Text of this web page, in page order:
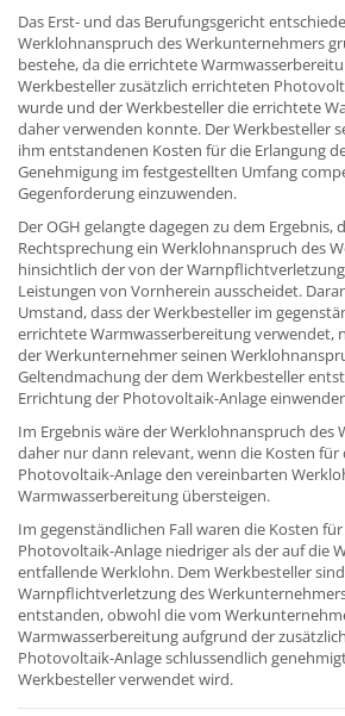
Das Erst- und das Berufungsgericht
Werklohnanspruch des Werkunternehmers
bestehe, da die errichtete
Werkbesteller zusätzlich errichteten
wurde und der Werkbesteller die errichtete
daher verwenden konnte. Der Werkbesteller
ihm entstandenen Kosten für die Erlangung
Genehmigung im festgestellten Umfang
Gegenforderung einzuwenden.
Der OGH gelangte dagegen zu dem Ergebnis,
Rechtsprechung ein Werklohnanspruch des
hinsichtlich der von der
Leistungen von Vornherein ausscheidet.
Umstand, dass der Werkbesteller im
errichtete Warmwasserbereitung verwendet,
der Werkunternehmer seinen
Geltendmachung der dem Werkbesteller
Errichtung der Photovoltaik-Anlage
Im Ergebnis wäre der Werklohnanspruch des
daher nur dann relevant, wenn die Kosten für
Photovoltaik-Anlage den vereinbarten
Warmwasserbereitung übersteigen.
Im gegenständlichen Fall waren die Kosten
Photovoltaik-Anlage niedriger als der auf die
entfallende Werklohn. Dem Werkbesteller
Warnpflichtverletzung des
entstanden, obwohl die vom
Warmwasserbereitung aufgrund der
Photovoltaik-Anlage schlussendlich
Werkbesteller verwendet wird.